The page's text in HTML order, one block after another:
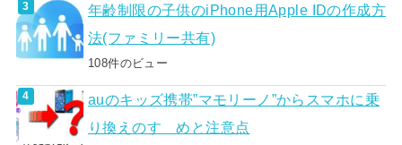
年齢制限の子供のiPhone用Apple IDの作成方
法(ファミリー共有)
108件のビュー
auのキッズ携帯”マモリーノ”からスマホに乗
り換えのすゝめと注意点